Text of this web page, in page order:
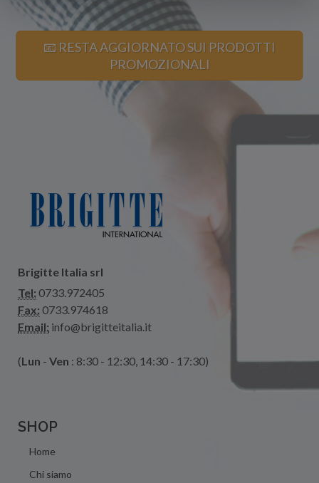
📧 RESTA AGGIORNATO SUI PRODOTTI
PROMOZIONALI
Brigitte Italia srl
Tel: 0733.972405
Fax: 0733.974618
Email: info@brigitteitalia.it
(Lun - Ven : 8:30 - 12:30, 14:30 - 17:30)
SHOP
Home
Chi siamo